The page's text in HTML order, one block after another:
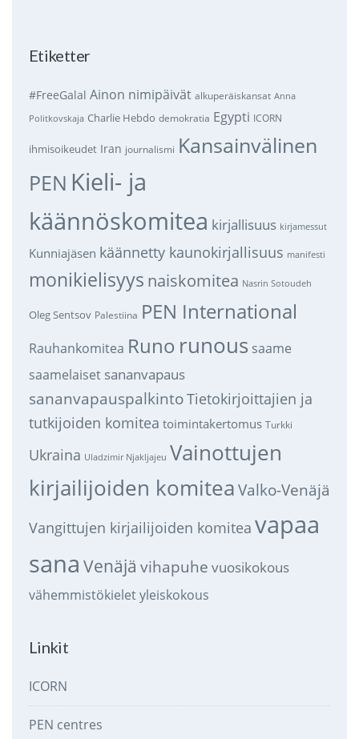
Etiketter
#FreeGalal Ainon nimipäivät alkuperäiskansat Anna
Politkovskaja Charlie Hebdo demokratia Egypti ICORN
ihmisoikeudet Iran journalismi Kansainvälinen
PEN Kieli- ja
käännöskomitea kirjallisuus kirjamessut
Kunniajäsen käännetty kaunokirjallisuus manifesti
monikielisyys naiskomitea Nasrin Sotoudeh
Oleg Sentsov Palestiina PEN International
Rauhankomitea Runo runous saame
saamelaiset sananvapaus
sananvapauspalkintoTietokirjoittajien ja
tutkijoiden komitea toimintakertomus Turkki
Ukraina Uladzimir Njakljajeu Vainottujen
kirjailijoiden komitea Valko-Venäjä
Vangittujen kirjailijoiden komitea vapaa
sana Venäjä vihapuhe vuosikokous
vähemmistökieletyleiskokous
Linkit
ICORN
PEN centres